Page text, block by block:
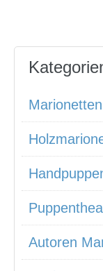
Marionetten
Autoren